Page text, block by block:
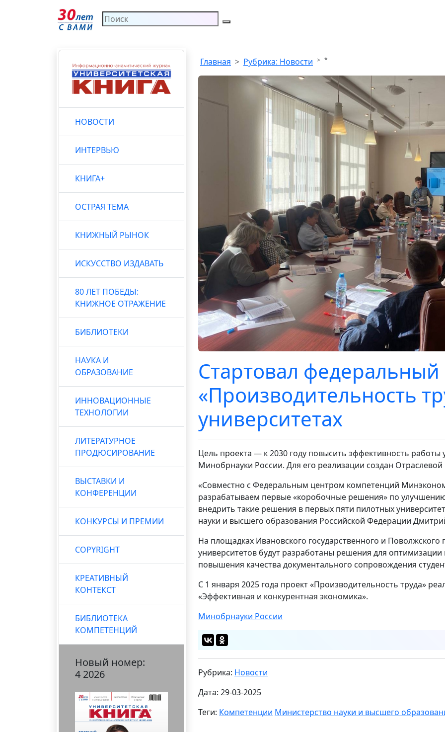
НОВОСТИ
ИНТЕРВЬЮ
КНИГА+
ОСТРАЯ ТЕМА
КНИЖНЫЙ РЫНОК
ИСКУССТВО ИЗДАВАТЬ
80 ЛЕТ ПОБЕДЫ:
КНИЖНОЕ ОТРАЖЕНИЕ
БИБЛИОТЕКИ
НАУКА И
ОБРАЗОВАНИЕ
ИННОВАЦИОННЫЕ
ТЕХНОЛОГИИ
ЛИТЕРАТУРНОЕ
ПРОДЮСИРОВАНИЕ
ВЫСТАВКИ И
КОНФЕРЕНЦИИ
КОНКУРСЫ И ПРЕМИИ
COPYRIGHT
КРЕАТИВНЫЙ
КОНТЕКСТ
БИБЛИОТЕКА
КОМПЕТЕНЦИЙ
Новый номер:
4 2026
Главная Рубрика: Новости *
Стартовал федеральный
«Производительность
университетах
Цель проекта — к 2030 году повысить эффективность работы
Минобрнауки России. Для его реализации создан
«Совместно с Федеральным центром компетенций
разрабатываем первые «коробочные решения» по
внедрить такие решения в первых пяти пилотных
науки и высшего образования Российской Федерации
На площадках Ивановского государственного и Поволжского
университетов будут разработаны решения для
повышения качества документального сопровождения
С 1 января 2025 года проект «Производительность труда»
«Эффективная и конкурентная экономика».
Минобрнауки России
Рубрика: Новости
Дата: 29-03-2025
Теги: Компетенции Министерство науки и высшего